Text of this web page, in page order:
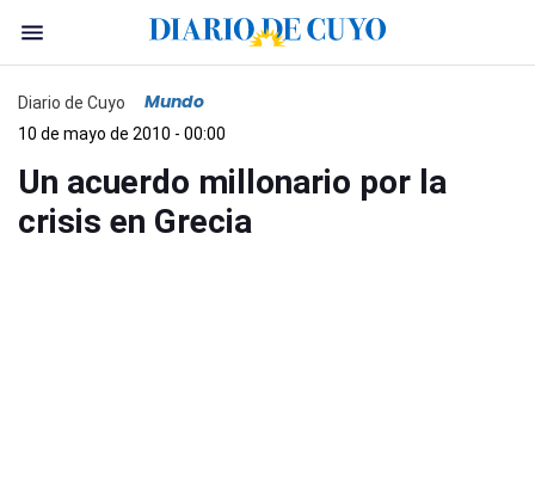
Diario de Cuyo Mundo
10 de mayo de 2010 - 00:00
Un acuerdo millonario por la
crisis en Grecia